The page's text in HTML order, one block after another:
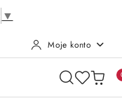
▼
Moje konto